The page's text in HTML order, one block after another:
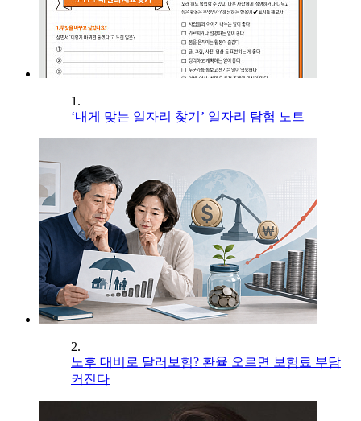
1.
‘내게 맞는 일자리 찾기’ 일자리 탐험 노트
2.
노후 대비로 달러보험? 환율 오르면 보험료 부담
커진다